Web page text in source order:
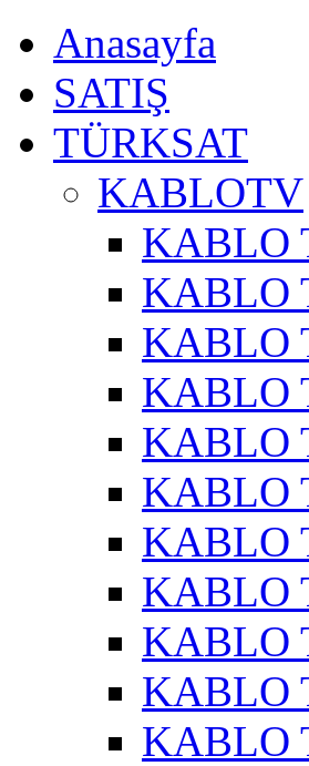
Anasayfa
SATIŞ
TÜRKSAT
KABLOTV
KABLO
KABLO
KABLO
KABLO
KABLO
KABLO
KABLO
KABLO
KABLO
KABLO
KABLO